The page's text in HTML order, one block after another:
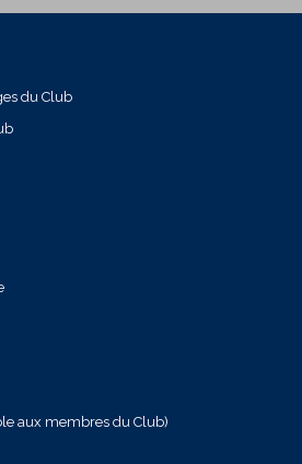
du Club
aux membres du Club)